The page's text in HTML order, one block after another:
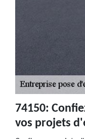
74150:
vos projets